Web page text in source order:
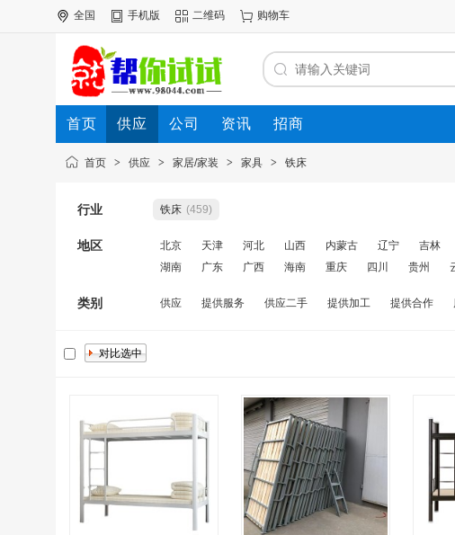
全国 手机版 二维码 购物车
首页 供应 公司 资讯 招商
首页 > 供应 > 家居/家装 > 家具 > 铁床
行业 铁床 (459)
地区 北京 天津 河北 山西 内蒙古 辽宁 吉林
湖南
广东 广西 海南 重庆 四川 贵州
类别 供应 提供服务 供应二手 提供加工 提供合作